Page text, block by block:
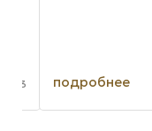
подробнее